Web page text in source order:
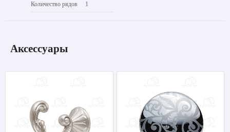
Количество рядов 1
Аксессуары